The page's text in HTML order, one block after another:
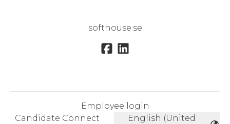
softhouse.se
Employee login
Candidate Connect
·
English (United